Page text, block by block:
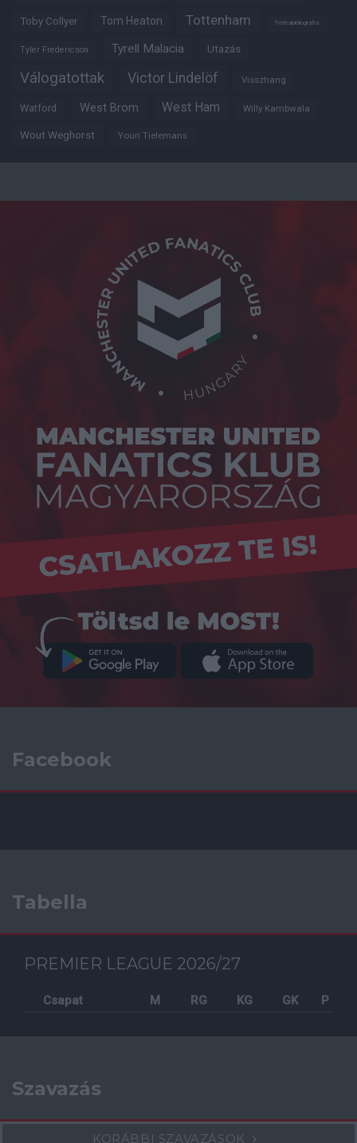
Toby Collyer Tom Heaton Tottenham Trófeabibliográfia
Tyler Fredericson Tyrell Malacia Utazás
Válogatottak Victor Lindelöf Visszhang
Watford West Brom West Ham Willy Kambwala
Wout Weghorst Youri Tielemans
Facebook
Tabella
PREMIER LEAGUE 2026/27
Csapat M RG KG GK P
Szavazás
KORÁBBI SZAVAZÁSOK